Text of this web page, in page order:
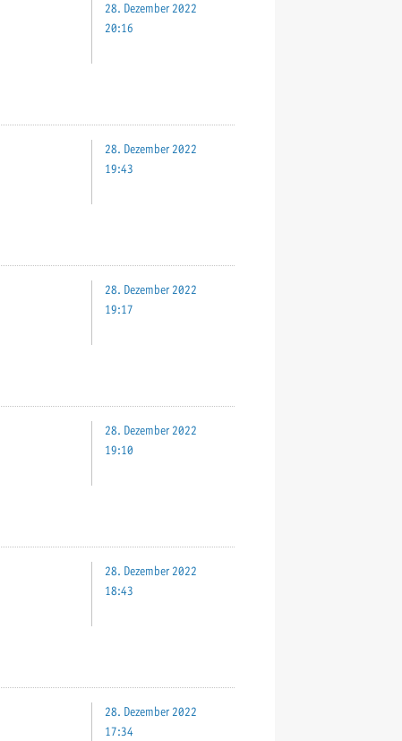
28. Dezember 2022
20:16
28. Dezember 2022
19:43
28. Dezember 2022
19:17
28. Dezember 2022
19:10
28. Dezember 2022
18:43
28. Dezember 2022
17:34